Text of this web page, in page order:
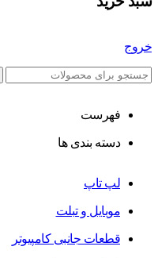
خروج
فهرست
دسته بندی ها
لپ تاپ
موبایل و تبلت
قطعات جانبی کامپیوتر